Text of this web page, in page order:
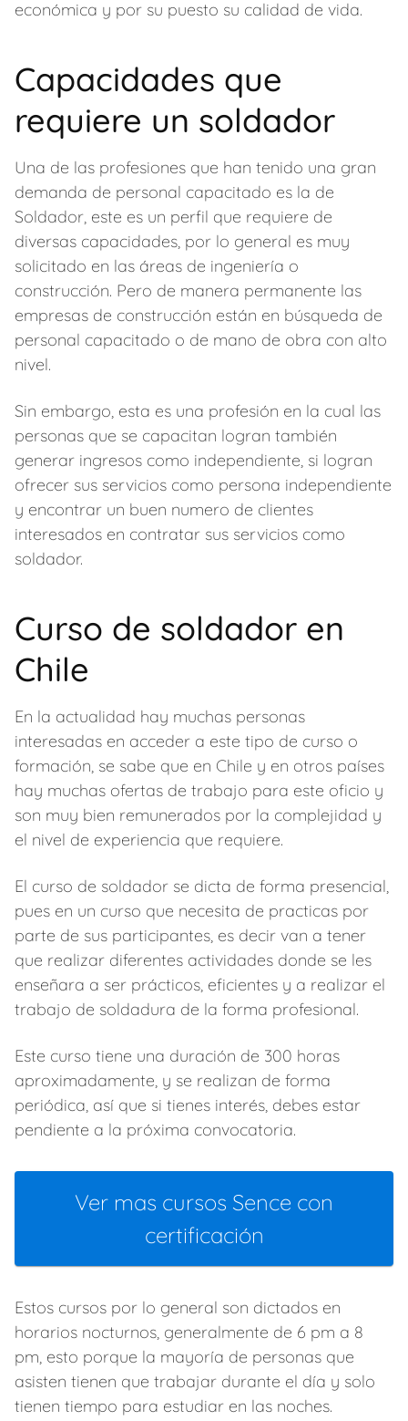
económica y por su puesto su calidad de vida.
Capacidades que
requiere un soldador
Una de las profesiones que han tenido una gran
demanda de personal capacitado es la de
Soldador, este es un perfil que requiere de
diversas capacidades, por lo general es muy
solicitado en las áreas de ingeniería o
construcción. Pero de manera permanente las
empresas de construcción están en búsqueda de
personal capacitado o de mano de obra con alto
nivel.
Sin embargo, esta es una profesión en la cual las
personas que se capacitan logran también
generar ingresos como independiente, si logran
ofrecer sus servicios como persona independiente
y encontrar un buen numero de clientes
interesados en contratar sus servicios como
soldador.
Curso de soldador en
Chile
En la actualidad hay muchas personas
interesadas en acceder a este tipo de curso o
formación, se sabe que en Chile y en otros países
hay muchas ofertas de trabajo para este oficio y
son muy bien remunerados por la complejidad y
el nivel de experiencia que requiere.
El curso de soldador se dicta de forma presencial,
pues en un curso que necesita de practicas por
parte de sus participantes, es decir van a tener
que realizar diferentes actividades donde se les
enseñara a ser prácticos, eficientes y a realizar el
trabajo de soldadura de la forma profesional.
Este curso tiene una duración de 300 horas
aproximadamente, y se realizan de forma
periódica, así que si tienes interés, debes estar
pendiente a la próxima convocatoria.
Ver mas cursos Sence con
certificación
Estos cursos por lo general son dictados en
horarios nocturnos, generalmente de 6 pm a 8
pm, esto porque la mayoría de personas que
asisten tienen que trabajar durante el día y solo
tienen tiempo para estudiar en las noches.